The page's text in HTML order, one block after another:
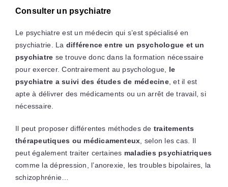
Consulter un psychiatre
Le psychiatre est un médecin qui s’est spécialisé en
psychiatrie. La différence entre un psychologue et un
psychiatre se trouve donc dans la formation nécessaire
pour exercer. Contrairement au psychologue,
le
psychiatre a suivi des études de médecine, et il est
apte à délivrer des médicaments ou un arrêt de travail, si
nécessaire.
Il peut proposer différentes méthodes de traitements
thérapeutiques ou médicamenteux , selon les cas. Il
peut également traiter certaines maladies psychiatriques
comme la dépression, l’anorexie, les troubles bipolaires, la
schizophrénie…